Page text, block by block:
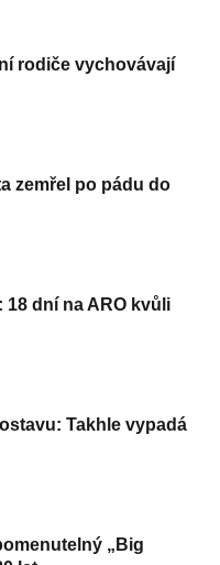
rodiče vychovávají
zemřel po pádu do
dní na ARO kvůli
Takhle vypadá
„Big